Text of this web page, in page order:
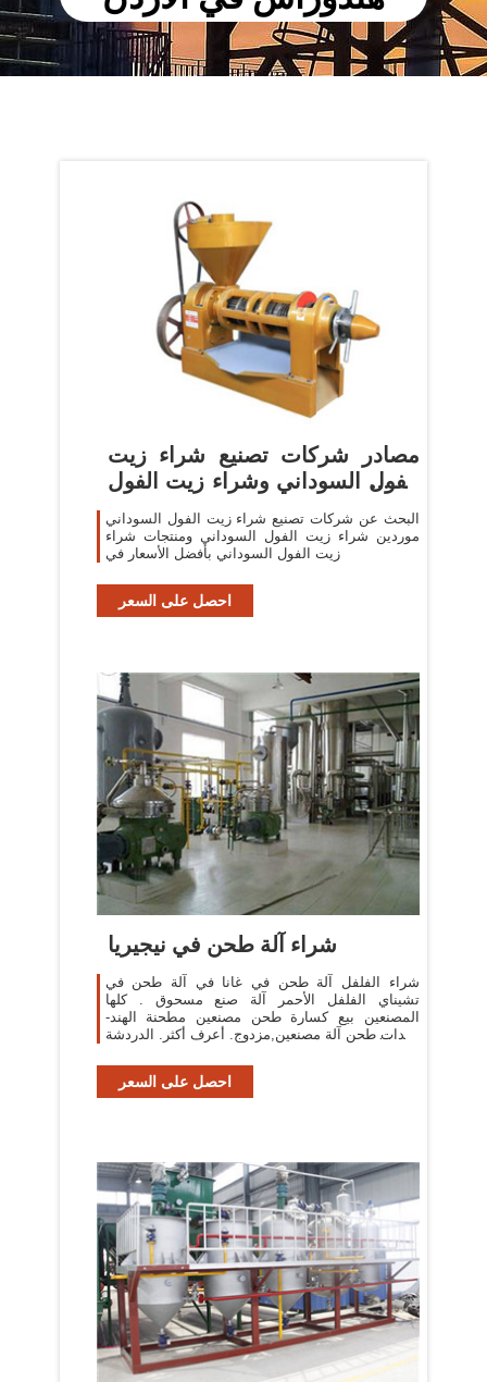
مصادر شركات تصنيع شراء زيت
الفول السوداني وشراء زيت الفول
السوداني في
البحث عن شركات تصنيع شراء زيت الفول السوداني
موردين شراء زيت الفول السوداني ومنتجات شراء
زيت الفول السوداني بأفضل الأسعار في
احصل على السعر
شراء آلة طحن في نيجيريا
شراء الفلفل آلة طحن في غانا في آلة طحن في
تشيناي الفلفل الأحمر آلة صنع مسحوق . كلها
المصنعين بيع كسارة طحن مصنعين مطحنة الهند-
معدات طحن آلة مصنعين,مزدوج. أعرف أكثر. الدردشة
احصل على السعر